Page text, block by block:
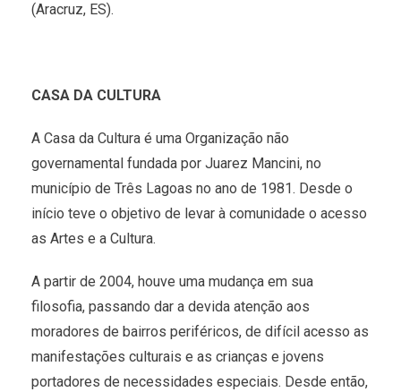
(Aracruz, ES).
CASA DA CULTURA
A Casa da Cultura é uma Organização não
governamental fundada por Juarez Mancini, no
município de Três Lagoas no ano de 1981. Desde o
início teve o objetivo de levar à comunidade o acesso
as Artes e a Cultura.
A partir de 2004, houve uma mudança em sua
filosofia, passando dar a devida atenção aos
moradores de bairros periféricos, de difícil acesso as
manifestações culturais e as crianças e jovens
portadores de necessidades especiais. Desde então,